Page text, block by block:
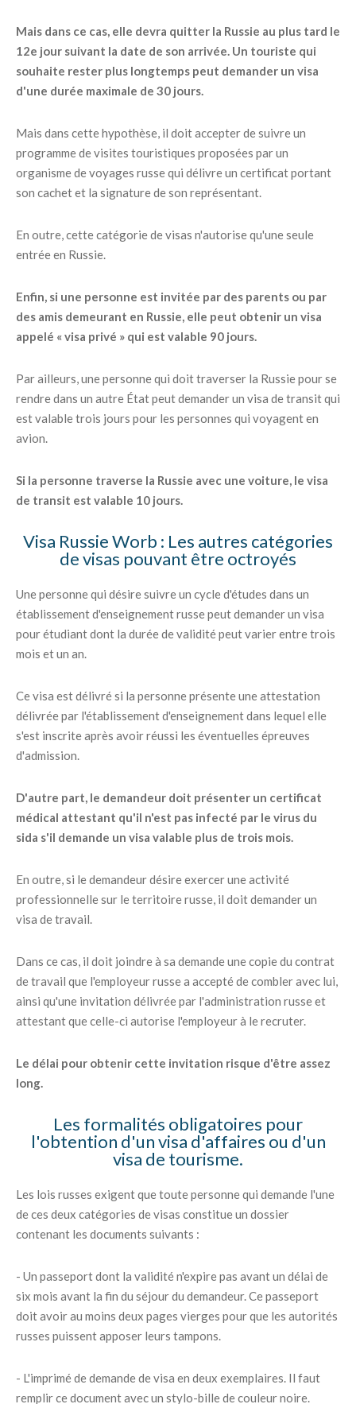
Mais dans ce cas, elle devra quitter la Russie au plus tard le
12e jour suivant la date de son arrivée. Un touriste qui
souhaite rester plus longtemps peut demander un visa
d'une durée maximale de 30 jours.
Mais dans cette hypothèse, il doit accepter de suivre un
programme de visites touristiques proposées par un
organisme de voyages russe qui délivre un certificat portant
son cachet et la signature de son représentant.
En outre, cette catégorie de visas n'autorise qu'une seule
entrée en Russie.
Enfin, si une personne est invitée par des parents ou par
des amis demeurant en Russie, elle peut obtenir un visa
appelé « visa privé » qui est valable 90 jours.
Par ailleurs, une personne qui doit traverser la Russie pour se
rendre dans un autre État peut demander un visa de transit qui
est valable trois jours pour les personnes qui voyagent en
avion.
Si la personne traverse la Russie avec une voiture, le visa
de transit est valable 10 jours.
Visa Russie Worb : Les autres catégories
de visas pouvant être octroyés
Une personne qui désire suivre un cycle d'études dans un
établissement d'enseignement russe peut demander un visa
pour étudiant dont la durée de validité peut varier entre trois
mois et un an.
Ce visa est délivré si la personne présente une attestation
délivrée par l'établissement d'enseignement dans lequel elle
s'est inscrite après avoir réussi les éventuelles épreuves
d'admission.
D'autre part, le demandeur doit présenter un certificat
médical attestant qu'il n'est pas infecté par le virus du
sida s'il demande un visa valable plus de trois mois.
En outre, si le demandeur désire exercer une activité
professionnelle sur le territoire russe, il doit demander un
visa de travail.
Dans ce cas, il doit joindre à sa demande une copie du contrat
de travail que l'employeur russe a accepté de combler avec lui,
ainsi qu'une invitation délivrée par l'administration russe et
attestant que celle-ci autorise l'employeur à le recruter.
Le délai pour obtenir cette invitation risque d'être assez
long.
Les formalités obligatoires pour
l'obtention d'un visa d'affaires ou d'un
visa de tourisme.
Les lois russes exigent que toute personne qui demande l'une
de ces deux catégories de visas constitue un dossier
contenant les documents suivants :
- Un passeport dont la validité n'expire pas avant un délai de
six mois avant la fin du séjour du demandeur. Ce passeport
doit avoir au moins deux pages vierges pour que les autorités
russes puissent apposer leurs tampons.
- L'imprimé de demande de visa en deux exemplaires. Il faut
remplir ce document avec un stylo-bille de couleur noire.